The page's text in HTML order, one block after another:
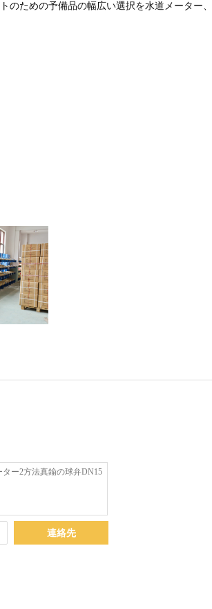
ための予備品の幅広い選択を水道メーター、
連絡先